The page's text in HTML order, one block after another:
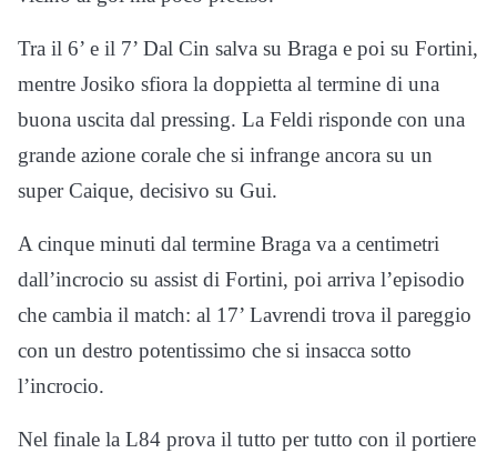
Tra il 6’ e il 7’ Dal Cin salva su Braga e poi su Fortini,
mentre Josiko sfiora la doppietta al termine di una
buona uscita dal pressing. La Feldi risponde con una
grande azione corale che si infrange ancora su un
super Caique, decisivo su Gui.
A cinque minuti dal termine Braga va a centimetri
dall’incrocio su assist di Fortini, poi arriva l’episodio
che cambia il match: al 17’ Lavrendi trova il pareggio
con un destro potentissimo che si insacca sotto
l’incrocio.
Nel finale la L84 prova il tutto per tutto con il portiere